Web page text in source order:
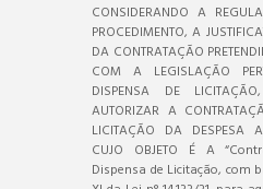
CONSIDERANDO A
PROCEDIMENTO, A
DA CONTRATAÇÃO
COM A LEGISLAÇÃO
DISPENSA DE
AUTORIZAR A
LICITAÇÃO DA DESPESA
CUJO OBJETO É A
Dispensa de Licitação, com